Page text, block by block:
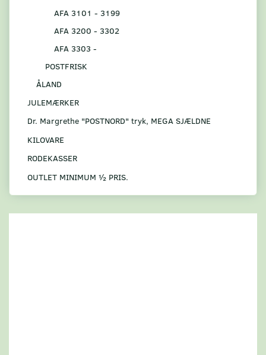
AFA 3101 - 3199
AFA 3200 - 3302
AFA 3303 -
POSTFRISK
ÅLAND
JULEMÆRKER
Dr. Margrethe "POSTNORD" tryk, MEGA SJÆLDNE
KILOVARE
RODEKASSER
OUTLET MINIMUM ½ PRIS.